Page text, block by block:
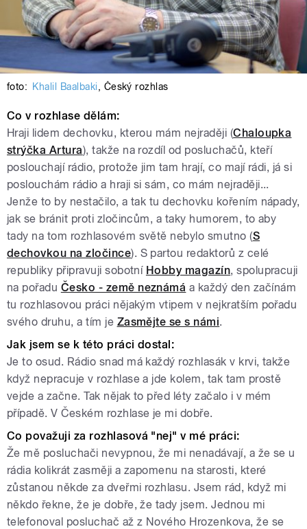
foto: Khalil Baalbaki, Český rozhlas
Co v rozhlase dělám:
Hraji lidem dechovku, kterou mám nejraději (Chaloupka
strýčka Artura), takže na rozdíl od posluchačů, kteří
poslouchají rádio, protože jim tam hrají, co mají rádi, já si
poslouchám rádio a hraji si sám, co mám nejraději...
Jenže to by nestačilo, a tak tu dechovku kořením nápady,
jak se bránit proti zločincům, a taky humorem, to aby
tady na tom rozhlasovém světě nebylo smutno (S
dechovkou na zločince). S partou redaktorů z celé
republiky připravuji sobotní Hobby magazín, spolupracuji
na pořadu Česko - země neznámá a každý den začínám
tu rozhlasovou práci nějakým vtipem v nejkratším pořadu
svého druhu, a tím je Zasmějte se s námi.
Jak jsem se k této práci dostal:
Je to osud. Rádio snad má každý rozhlasák v krvi, takže
když nepracuje v rozhlase a jde kolem, tak tam prostě
vejde a začne. Tak nějak to před léty začalo i v mém
případě. V Českém rozhlase je mi dobře.
Co považuji za rozhlasová "nej" v mé práci:
Že mě posluchači nevypnou, že mi nenadávají, a že se u
rádia kolikrát zasměji a zapomenu na starosti, které
zůstanou někde za dveřmi rozhlasu. Jsem rád, když mi
někdo řekne, že je dobře, že tady jsem. Jednou mi
telefonoval posluchač až z Nového Hrozenkova, že se